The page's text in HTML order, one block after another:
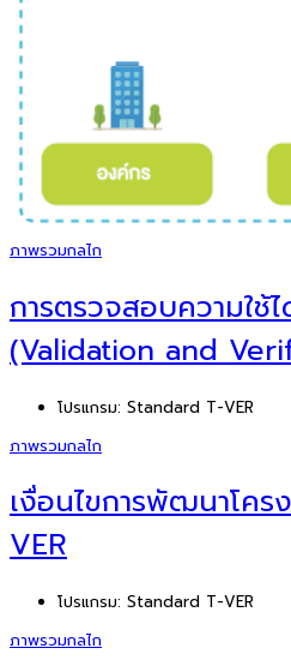
ภาพรวมกลไก
การตรวจสอบความใช้
(Validation and
โปรแกรม: Standard T-VER
ภาพรวมกลไก
เงื่อนไขการพัฒนาโคร
VER
โปรแกรม: Standard T-VER
ภาพรวมกลไก